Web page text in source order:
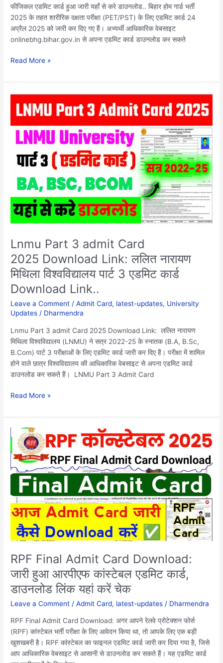
फीजिकल एडमिट कार्ड हुआ जारी यहाँ से करे डाउनलोड.. बिहार होम गार्ड भर्ती
2025 के तहत शारीरिक दक्षता परीक्षा (PET/PST) के लिए एडमिट कार्ड 24
अप्रैल 2025 को जारी कर दिए गए हैं। अभ्यर्थी आधिकारिक वेबसाइट
onlinebhg.bihar.gov.in से अपना एडमिट कार्ड डाउनलोड कर सकते
Read More »
Lnmu Part 3 admit Card
2025 Download Link: ललित नारायण
मिथिला विश्वविद्यालय पार्ट 3 एडमिट कार्ड
Download Link..
Leave a Comment /Admit Card, latest-updates, University
Updates / Dharmendra
Lnmu Part 3 admit Card 2025 Download Link: ललित नारायण
मिथिला विश्वविद्यालय (LNMU) ने सत्र 2022-25 के स्नातक (B.A, B.Sc,
B.Com) पार्ट 3 परीक्षाओं के लिए एडमिट कार्ड जारी कर दिए हैं। परीक्षा में शामिल
होने वाले छात्र विश्वविद्यालय की आधिकारिक वेबसाइट से अपना एडमिट कार्ड
डाउनलोड कर सकते हैं। LNMU Part 3 Admit Card
Lnmu
admit
Card
2025 Download
Link:
नारायण
मिथिला
विश्वविद्यालय
एडमिट
Download
Link..
Read More »
RPF Final Admit Card Download:
जारी हुआ आरपीएफ कांस्टेबल एडमिट कार्ड,
डाउनलोड लिंक यहां करें चेक
Leave a Comment /Admit Card, latest-updates / Dharmendra
RPF Final Admit Card Download: अगर आपने रेलवे प्रोटेक्शन फोर्स
(RPF) कांस्टेबल भर्ती परीक्षा के लिए आवेदन किया था, तो आपके लिए एक बड़ी
खुशखबरी है। RPF कांस्टेबल का फाइनल एडमिट कार्ड जारी कर दिया गया है, जिसे
आप आधिकारिक वेबसाइट से आसानी से डाउनलोड कर सकते हैं। यह एडमिट कार्ड
RPF
Final
Admit
Card
Download:
हुआ
आरपीएफ
कांस्टेबल
एडमिट
कार्ड,
डाउनलोड
लिंक
यहां
करें